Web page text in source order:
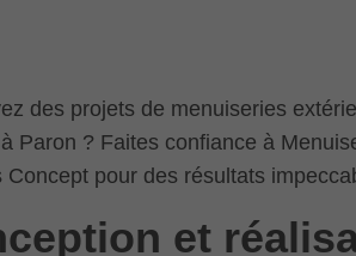
des projets de menuiseries
Paron ? Faites confiance à
Concept pour des résultats
et